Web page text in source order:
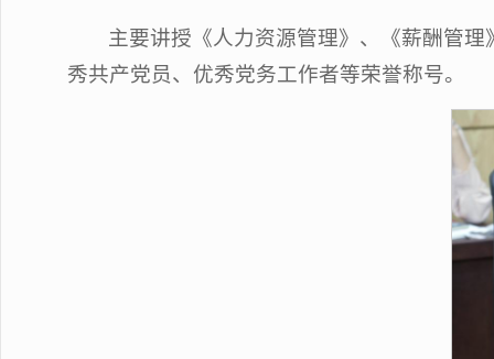
主要讲授《人力资源管理》、《薪酬管
秀共产党员、优秀党务工作者等荣誉称号。